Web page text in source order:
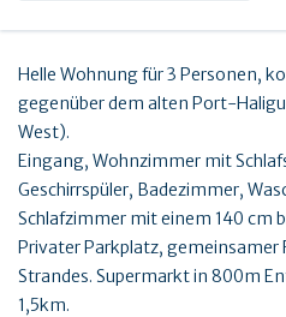
Helle Wohnung für 3 Personen,
gegenüber dem alten Port-
West).
Eingang, Wohnzimmer mit
Geschirrspüler, Badezimmer,
Schlafzimmer mit einem 140 cm
Privater Parkplatz, gemeinsamer
Strandes. Supermarkt in 800m
1,5km.